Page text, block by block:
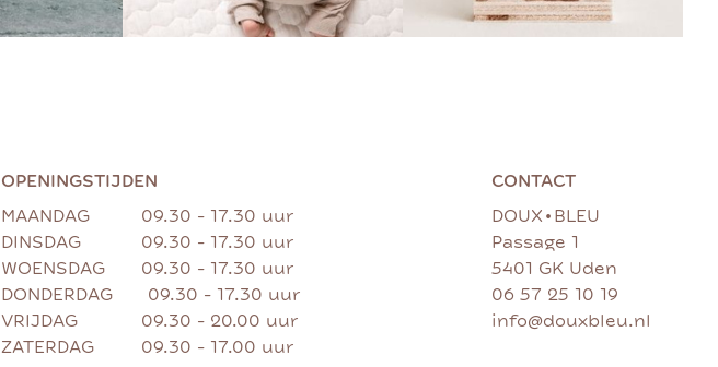
OPENINGSTIJDEN
MAANDAG
09.30 - 17.30 uur
DINSDAG
09.30 - 17.30 uur
WOENSDAG
09.30 - 17.30 uur
DONDERDAG
09.30 - 17.30 uur
VRIJDAG
09.30 - 20.00 uur
ZATERDAG
09.30 - 17.00 uur
CONTACT
DOUX • BLEU
Passage 1
5401 GK Uden
06 57 25 10 19
info@douxbleu.nl